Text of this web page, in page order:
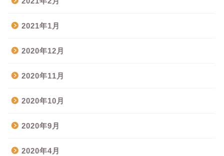
2021年1月
2020年12月
2020年11月
2020年10月
2020年9月
2020年4月